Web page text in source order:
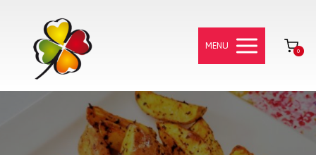
MENU 0